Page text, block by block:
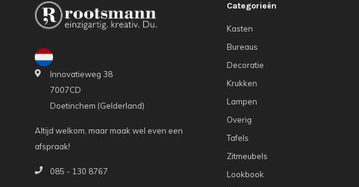
Innovatieweg 38
7007CD
Doetinchem (Gelderland)
Altijd welkom, maar maak wel even een
afspraak!
085 - 130 8767
Categorieën
Kasten
Bureaus
Decoratie
Krukken
Lampen
Overig
Tafels
Zitmeubels
Lookbook